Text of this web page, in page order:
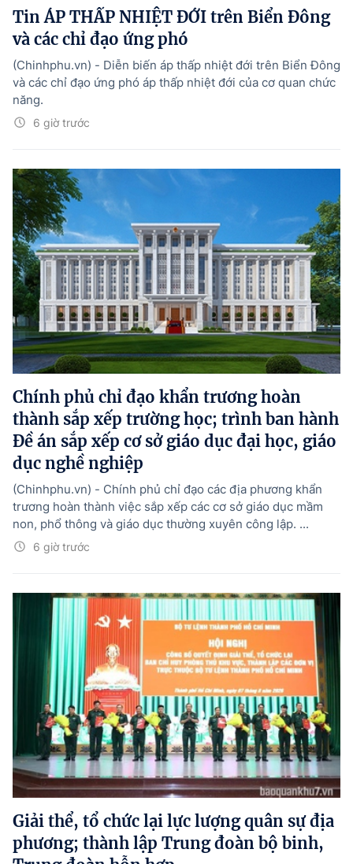
Tin ÁP THẤP NHIỆT ĐỚI trên Biển Đông
và các chỉ đạo ứng phó
6 giờ trước
(Chinhphu.vn) - Diễn biến áp thấp nhiệt đới trên Biển Đông
và các chỉ đạo ứng phó áp thấp nhiệt đới của cơ quan chức
năng.
Chính phủ chỉ đạo khẩn trương hoàn
thành sắp xếp trường học; trình ban hành
Đề án sắp xếp cơ sở giáo dục đại học, giáo
dục nghề nghiệp
6 giờ trước
(Chinhphu.vn) - Chính phủ chỉ đạo các địa phương khẩn
trương hoàn thành việc sắp xếp các cơ sở giáo dục mầm
non, phổ thông và giáo dục thường xuyên công lập. ...
Giải thể, tổ chức lại lực lượng quân sự địa
phương; thành lập Trung đoàn bộ binh,